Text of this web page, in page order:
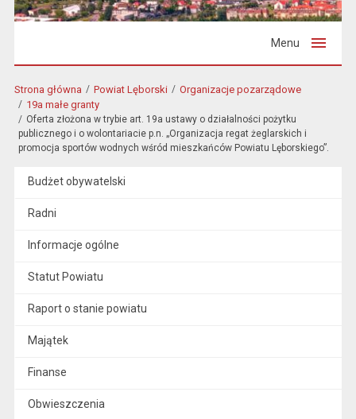
Menu
Strona główna Powiat Lęborski
Organizacje pozarządowe
19a małe granty
Oferta złożona w trybie art. 19a ustawy o działalności pożytku
publicznego i o wolontariacie p.n. „Organizacja regat żeglarskich i
promocja sportów wodnych wśród mieszkańców Powiatu Lęborskiego”.
Budżet obywatelski
Radni
Informacje ogólne
Statut Powiatu
Raport o stanie powiatu
Majątek
Finanse
Obwieszczenia